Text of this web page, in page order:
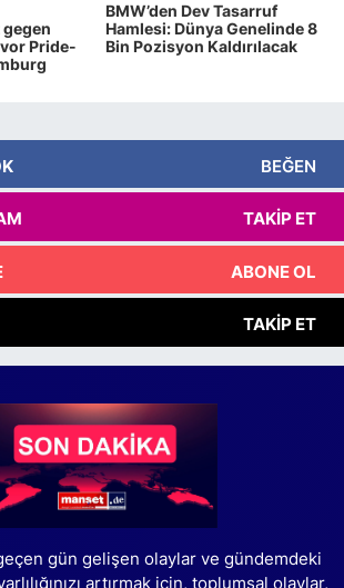
Pride-
BMW’den Dev Tasarruf
Hamlesi: Dünya Genelinde 8
Bin Pozisyon Kaldırılacak
BEĞEN
TAKIP ET
ABONE OL
TAKIP ET
gün gelişen olaylar ve gündemdeki
artırmak için, toplumsal olaylar,